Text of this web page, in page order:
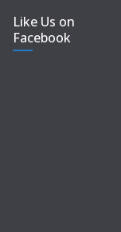
Like Us on
Facebook